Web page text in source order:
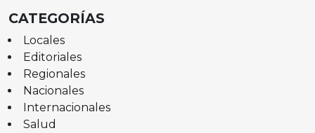
CATEGORÍAS
Locales
Editoriales
Regionales
Nacionales
Internacionales
Salud